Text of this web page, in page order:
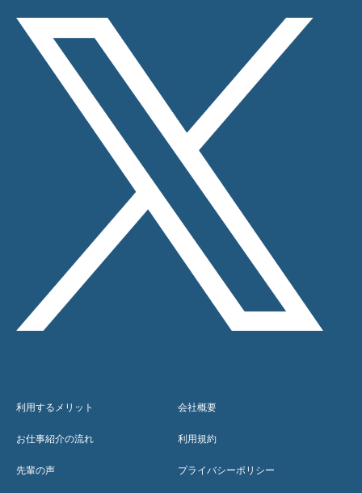
利用するメリット
お仕事紹介の流れ
先輩の声
会社概要
利用規約
プライバシーポリシー